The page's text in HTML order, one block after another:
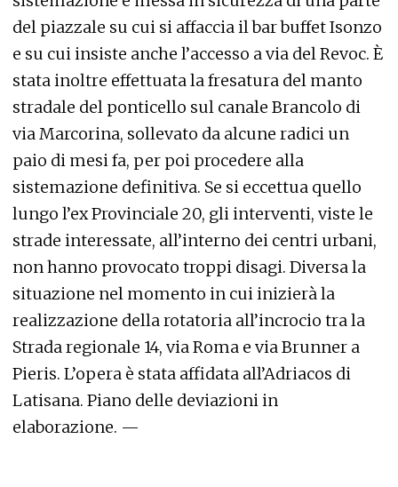
del piazzale su cui si affaccia il bar buffet Isonzo
e su cui insiste anche l’accesso a via del Revoc. È
stata inoltre effettuata la fresatura del manto
stradale del ponticello sul canale Brancolo di
via Marcorina, sollevato da alcune radici un
paio di mesi fa, per poi procedere alla
sistemazione definitiva. Se si eccettua quello
lungo l’ex Provinciale 20, gli interventi, viste le
strade interessate, all’interno dei centri urbani,
non hanno provocato troppi disagi. Diversa la
situazione nel momento in cui inizierà la
realizzazione della rotatoria all’incrocio tra la
Strada regionale 14, via Roma e via Brunner a
Pieris. L’opera è stata affidata all’Adriacos di
Latisana. Piano delle deviazioni in
elaborazione. —